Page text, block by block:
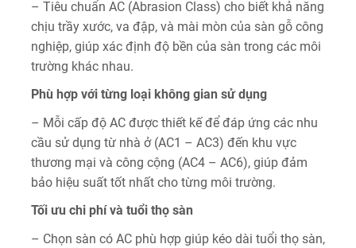
– Tiêu chuẩn AC (Abrasion Class) cho biết khả năng
chịu trầy xước, va đập, và mài mòn của sàn gỗ công
nghiệp, giúp xác định độ bền của sàn trong các môi
trường khác nhau.
Phù hợp với từng loại không gian sử dụng
– Mỗi cấp độ AC được thiết kế để đáp ứng các nhu
cầu sử dụng từ nhà ở (AC1 – AC3) đến khu vực
thương mại và công cộng (AC4 – AC6), giúp đảm
bảo hiệu suất tốt nhất cho từng môi trường.
Tối ưu chi phí và tuổi thọ sàn
– Chọn sàn có AC phù hợp giúp kéo dài tuổi thọ sàn,